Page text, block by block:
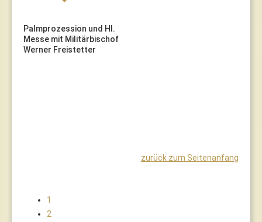
Palmprozession und Hl.
Messe mit Militärbischof
Werner Freistetter
zurück zum Seitenanfang
1
2